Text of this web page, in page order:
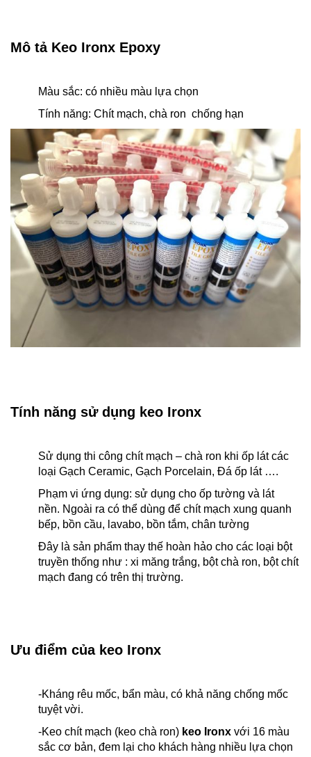
Mô tả Keo Ironx Epoxy
Màu sắc: có nhiều màu lựa chọn
Tính năng: Chít mạch, chà ron chống hạn
Tính năng sử dụng keo Ironx
Sử dụng thi công chít mạch – chà ron khi ốp lát các
loại Gạch Ceramic, Gạch Porcelain, Đá ốp lát ….
Phạm vi ứng dụng: sử dụng cho ốp tường và lát
nền. Ngoài ra có thể dùng để chít mạch xung quanh
bếp, bồn cầu, lavabo, bồn tắm, chân tường
Đây là sản phẩm thay thế hoàn hảo cho các loại bột
truyền thống như : xi măng trắng, bột chà ron, bột chít
mạch đang có trên thị trường.
Ưu điểm của keo Ironx
-Kháng rêu mốc, bẩn màu, có khả năng chống mốc
tuyệt vời.
-Keo chít mạch (keo chà ron) keo Ironx với 16 màu
sắc cơ bản, đem lại cho khách hàng nhiều lựa chọn